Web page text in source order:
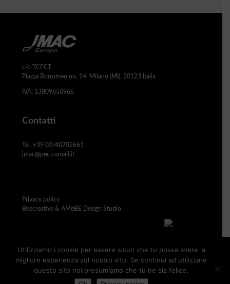
c/o TCFCT
Piazza Borromeo no. 14, Milano (MI), 20123 Italia
IVA: 13809650966
Contatti
Tel. +39 02/40702661
jmac@pec.cumail.it
Privacy policy
Beecreative & AMeBE Design Studio
Utilizziamo i cookie per essere sicuri che tu possa avere la
migliore esperienza sul nostro sito. Se continui ad utilizzare
questo sito noi presumiamo che tu ne sia felice.